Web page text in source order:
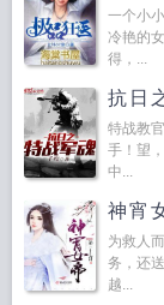
一个小
冷艳的
得，...
抗日
特战教
手！望
中...
神宵
为救人
务，还
越...